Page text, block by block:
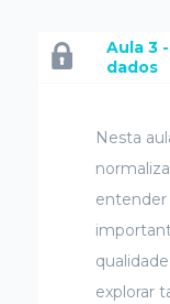
Aula 3
dados
Nesta
entender
explorar